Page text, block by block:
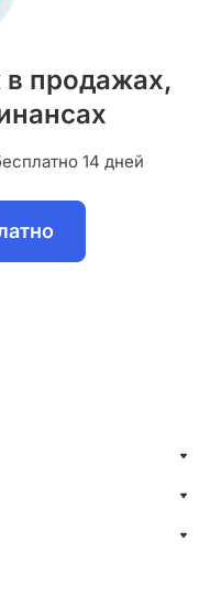
в продажах,
14 дней
клиентами